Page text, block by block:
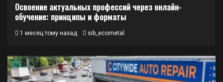
Освоение актуальных профессий через онлайн-
обучение: принципы и форматы
1 месяц тому назад sib_ecometal